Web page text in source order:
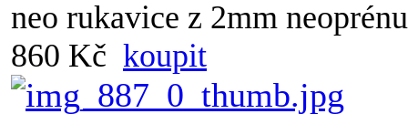
neo rukavice z 2mm
860 Kč koupit